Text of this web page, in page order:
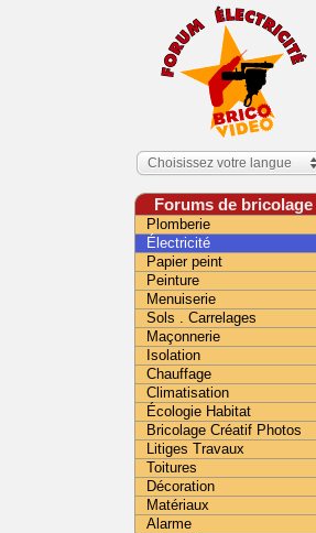
Choisissez votre langue
Forums de bricolage
Plomberie
Électricité
Papier peint
Peinture
Menuiserie
Sols . Carrelages
Maçonnerie
Isolation
Chauffage
Climatisation
Écologie Habitat
Bricolage Créatif Photos
Litiges Travaux
Toitures
Décoration
Matériaux
Alarme